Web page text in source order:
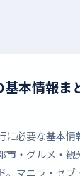
基本情報ま
に必要な基本情
市・グルメ・
。マニラ・セブ